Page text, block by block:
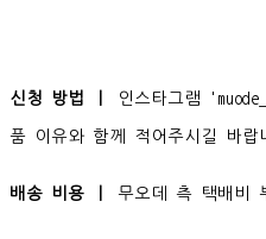
신청 방법 ㅣ 인스타그램
품 이유와 함께 적어주시길 바랍
배송 비용 ㅣ 무오데 측 택배비